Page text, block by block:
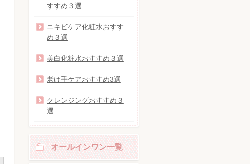
すすめ３選
ニキビケア化粧水おすす
め３選
美白化粧水おすすめ３選
老け手ケアおすすめ3選
クレンジングおすすめ３
選
オールインワン一覧